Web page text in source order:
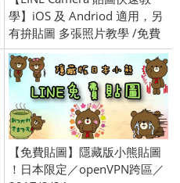
學】iOS 及 Andriod 適用，另
有拚貼圖 多張照片教學 /免費
150款 Stamp 下載試用
【免費貼圖】隱藏版小熊貼圖
！日本限定／openVPN跨區／